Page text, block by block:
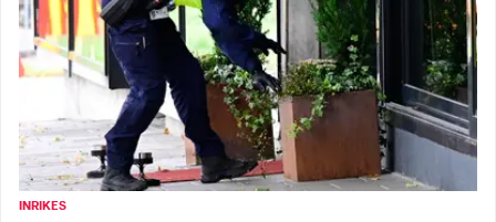
INRIKES